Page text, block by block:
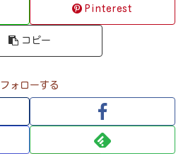
Pinterest
コピー
フォローする